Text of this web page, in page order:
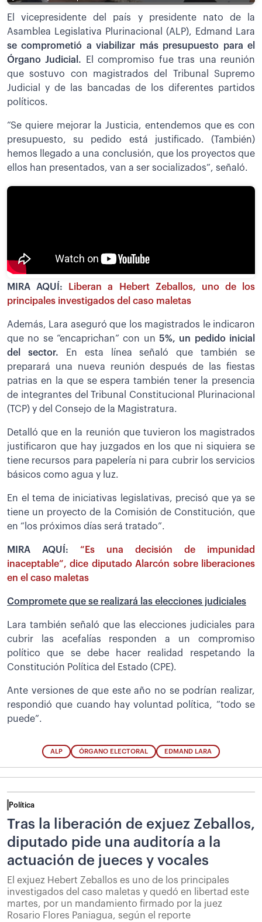
El vicepresidente del país y presidente nato de la
Asamblea Legislativa Plurinacional (ALP), Edmand Lara
se comprometió a viabilizar más presupuesto para el
Órgano Judicial.
El compromiso fue tras una reunión
que sostuvo con magistrados del Tribunal Supremo
Judicial y de las bancadas de los diferentes partidos
políticos.
“Se quiere mejorar la Justicia, entendemos que es con
presupuesto, su pedido está justificado. (También)
hemos llegado a una conclusión, que los proyectos que
ellos han presentados, van a ser socializados“, señaló.
MIRA AQUÍ: Liberan a Hebert Zeballos, uno de los
principales investigados del caso maletas
Además, Lara aseguró que los magistrados le indicaron
que no se “encaprichan” con un 5%, un pedido inicial
del sector. En esta línea señaló que también se
preparará una nueva reunión después de las fiestas
patrias en la que se espera también tener la presencia
de integrantes del Tribunal Constitucional Plurinacional
(TCP) y del Consejo de la Magistratura.
Detalló que en la reunión que tuvieron los magistrados
justificaron que hay juzgados en los que ni siquiera se
tiene recursos para papelería ni para cubrir los servicios
básicos como agua y luz.
En el tema de iniciativas legislativas, precisó que ya se
tiene un proyecto de la Comisión de Constitución, que
en “los próximos días será tratado”.
MIRA AQUÍ: “Es una decisión de impunidad
inaceptable”, dice diputado Alarcón sobre liberaciones
en el caso maletas
Compromete que se realizará las elecciones judiciales
Lara también señaló que las elecciones judiciales para
cubrir las acefalías responden a un compromiso
político que se debe hacer realidad respetando la
Constitución Política del Estado (CPE).
Ante versiones de que este año no se podrían realizar,
respondió que cuando hay voluntad política, “todo se
puede”.
ALP ÓRGANO ELECTORAL EDMAND LARA
Política
Tras la liberación de exjuez Zeballos,
diputado pide una auditoría a la
actuación de jueces y vocales
El exjuez Hebert Zeballos es uno de los principales
investigados del caso maletas y quedó en libertad este
martes, por un mandamiento firmado por la juez
Rosario Flores Paniagua, según el reporte